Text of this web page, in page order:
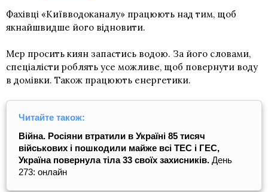
Фахівці «Київводоканалу» працюють над тим, щоб
якнайшвидше його відновити.
Мер просить киян запастись водою. За його словами,
спеціалісти роблять усе можливе, щоб повернути воду
в домівки. Також працюють енергетики.
Читайте також:
Війна. Росіяни втратили в Україні 85 тисяч
військових і пошкодили майже всі ТЕС і ГЕС,
Україна повернула тіла 33 своїх захисників. День
273: онлайн